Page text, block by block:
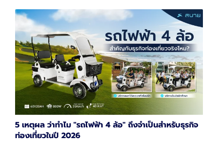
5 เหตุผล ว่าทำไม "รถไฟฟ้า 4 ล้อ" ถึงจำเป็นสำหรับธุรกิจ
ท่องเที่ยวในปี 2026